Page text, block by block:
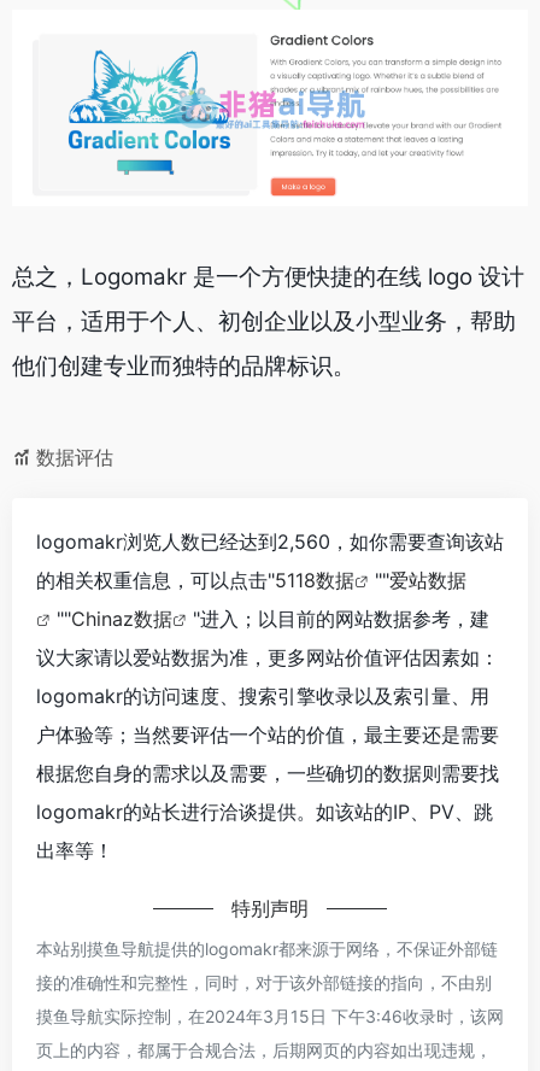
总之，Logomakr 是一个方便快捷的在线 logo 设计
平台，适用于个人、初创企业以及小型业务，帮助
他们创建专业而独特的品牌标识。
数据评估
logomakr浏览人数已经达到2,560，如你需要查询该站
的相关权重信息，可以点击"5118数据 ""爱站数据
""Chinaz数据
"进入；以目前的网站数据参考，建
议大家请以爱站数据为准，更多网站价值评估因素如：
logomakr的访问速度、搜索引擎收录以及索引量、用
户体验等；当然要评估一个站的价值，最主要还是需要
根据您自身的需求以及需要，一些确切的数据则需要找
logomakr的站长进行洽谈提供。如该站的IP、PV、跳
出率等！
特别声明
本站别摸鱼导航提供的logomakr都来源于网络，不保证外部链
接的准确性和完整性，同时，对于该外部链接的指向，不由别
摸鱼导航实际控制，在2024年3月15日 下午3:46收录时，该网
页上的内容，都属于合规合法，后期网页的内容如出现违规，